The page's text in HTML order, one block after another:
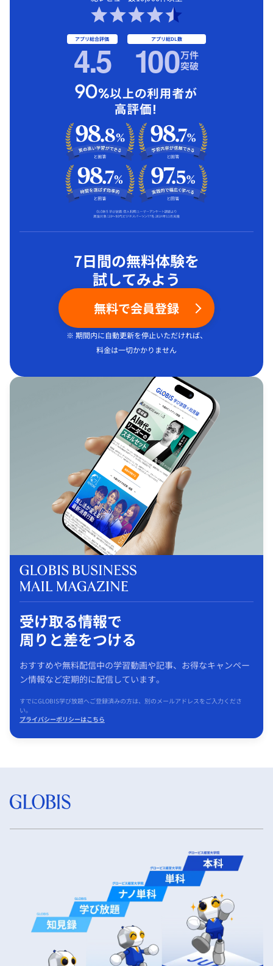
アプリ総合評価
4.5 アプリ総DL数
100万件
突破
7日間の無料体験を
試してみよう
無料で会員登録
※ 期間内に自動更新を停止いただければ、
料金は一切かかりません
受け取る情報で
周りと差をつける
おすすめや無料配信中の学習動画や記事、お得なキャンペー
ン情報など定期的に配信しています。
すでにGLOBIS学び放題へご登録済みの方は、別のメールアドレスをご入力くださ
い。
プライバシーポリシーはこちら